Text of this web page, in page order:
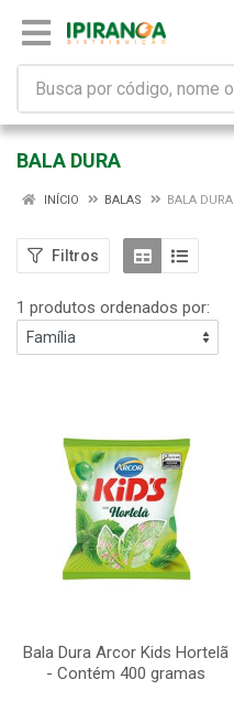
BALA DURA
INÍCIO BALAS BALA DURA
Filtros
1 produtos ordenados por:
Bala Dura Arcor Kids Hortelã
- Contém 400 gramas